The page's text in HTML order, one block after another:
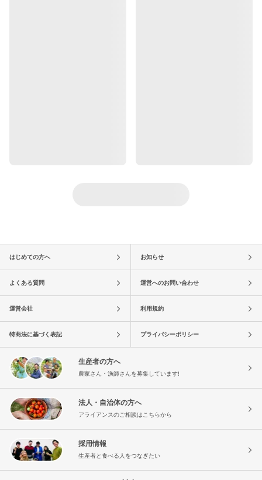
はじめての方へ お知らせ
よくある質問 運営へのお問い合わせ
運営会社 利用規約
特商法に基づく表記 プライバシーポリシー
生産者の方へ
農家さん・漁師さんを募集しています!
法人・自治体の方へ
アライアンスのご相談はこちらから
採用情報
生産者と食べる人をつなぎたい